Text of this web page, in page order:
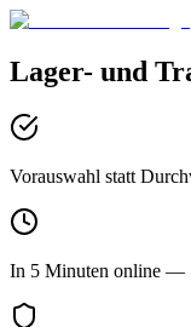
Lager- und
Vorauswahl statt
In 5 Minuten online —